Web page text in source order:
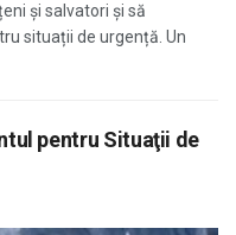
și salvatori și să
situații de urgență. Un
pentru Situaţii de